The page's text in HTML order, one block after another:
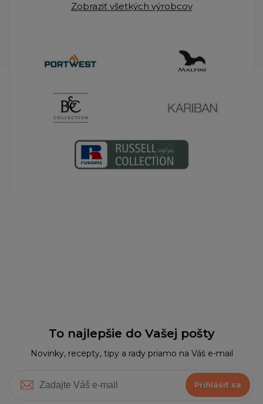
Zobraziť všetkých výrobcov
To najlepšie do Vašej pošty
Novinky, recepty, tipy a rady priamo na Váš e-mail
Prihlásiť sa